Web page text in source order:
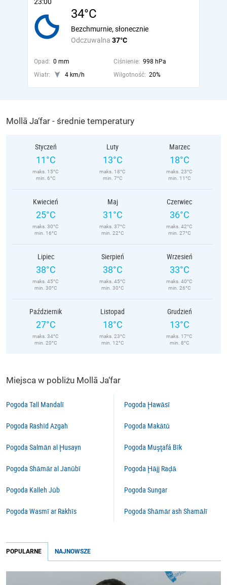
34°C
Odczuwalna 37°C
Bezchmurnie, słonecznie
Opad: 0 mm Ciśnienie: 998 hPa
Wiatr:
4 km/h Wilgotność: 20%
Mollā Ja‘far - średnie temperatury
Styczeń
11°C
maks. 15°C
min. 6°C
Luty
13°C
maks. 18°C
min. 7°C
Marzec
18°C
maks. 23°C
min. 11°C
Kwiecień
25°C
maks. 30°C
min. 16°C
Maj
31°C
maks. 37°C
min. 22°C
Czerwiec
36°C
maks. 42°C
min. 27°C
Lipiec
38°C
maks. 45°C
min. 30°C
Sierpień
38°C
maks. 45°C
min. 30°C
Wrzesień
33°C
maks. 40°C
min. 26°C
Październik
27°C
maks. 34°C
min. 20°C
Listopad
18°C
maks. 23°C
min. 12°C
Grudzień
13°C
maks. 17°C
min. 8°C
Miejsca w pobliżu Mollā Ja‘far
Pogoda Tall Mandalī
Pogoda Rashīd Azgah
Pogoda Salmān al Ḩusayn
Pogoda Shāmār al Janūbī
Pogoda Kalleh Jūb
Pogoda Wasmī ar Rakhīs
Pogoda Ḩawāsī
Pogoda Makātū
Pogoda Muşţafá Bīk
Pogoda Ḩājj Raḑā
Pogoda Sungar
Pogoda Shāmār ash Shamālī
POPULARNE NAJNOWSZE